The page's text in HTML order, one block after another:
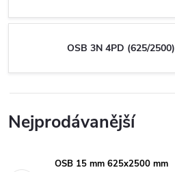
OSB 3N 4PD (625/2500)
Nejprodávanější
OSB 15 mm 625x2500 mm